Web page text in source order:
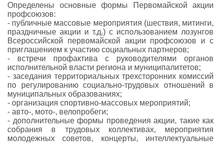
Определены основные формы Первомайской акции
профсоюзов:
- публичные массовые мероприятия (шествия, митинги,
праздничные акции и т.д.) с использованием лозунгов
Всероссийской первомайской акции профсоюзов и с
приглашением к участию социальных партнеров;
- встречи профактива с руководителями органов
исполнительной власти региона и муниципалитетов;
- заседания территориальных трехсторонних комиссий
по регулированию социально-трудовых отношений в
муниципальных образованиях;
- организация спортивно-массовых мероприятий;
- авто-, мото-, велопробеги;
- дополнительные формы проведения акции, такие как
собрания в трудовых коллективах, мероприятия
молодежных советов, концерты, интеллектуальные